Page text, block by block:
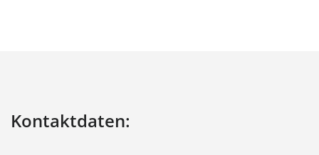
Kontaktdaten: